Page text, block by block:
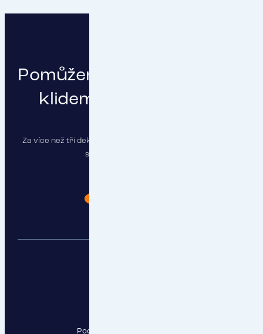
Pomůžeme vám podnikat s
klidem a čistou hlavou
Za více než tři dekády jsme pojistili stovky firem a najdeme
správné řešení i pro vás.
Pod Krčským lesem 2016/22,